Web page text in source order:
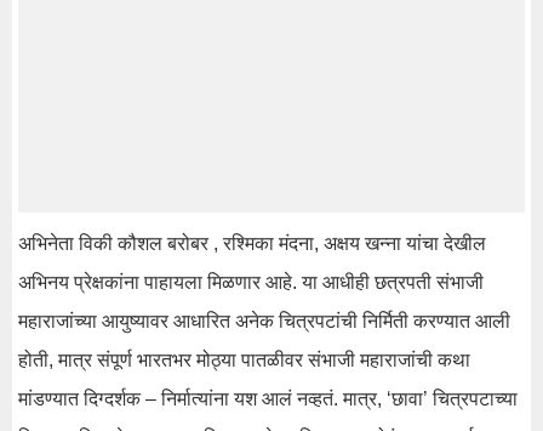
अभिनेता विकी कौशल बरोबर , रश्मिका मंदना, अक्षय खन्ना यांचा देखील
अभिनय प्रेक्षकांना पाहायला मिळणार आहे. या आधीही छत्रपती संभाजी
महाराजांच्या आयुष्यावर आधारित अनेक चित्रपटांची निर्मिती करण्यात आली
होती, मात्र संपूर्ण भारतभर मोठ्या पातळीवर संभाजी महाराजांची कथा
मांडण्यात दिग्दर्शक – निर्मात्यांना यश आलं नव्हतं. मात्र, ‘छावा’ चित्रपटाच्या